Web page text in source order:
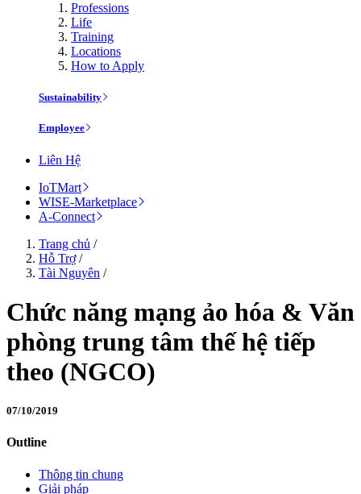
Professions
Life
Training
Locations
How to Apply
Sustainability
Employee
Liên Hệ
IoTMart
WISE-Marketplace
A-Connect
Trang chủ /
Hỗ Trợ/
Tài Nguyên /
Chức năng mạng ảo hóa & Văn
phòng trung tâm thế hệ tiếp
theo (NGCO)
07/10/2019
Outline
Thông tin chung
Giải pháp